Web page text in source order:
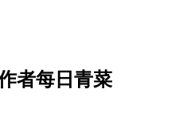
者每日青菜